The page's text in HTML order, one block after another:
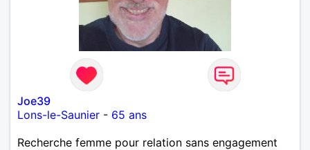
Joe39
Lons-le-Saunier - 65 ans
Recherche femme pour relation sans engagement